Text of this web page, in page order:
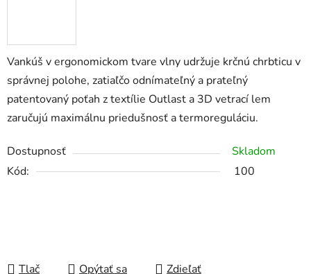
Vankúš v ergonomickom tvare vlny udržuje krčnú chrbticu v
správnej polohe, zatiaľčo odnímateľný a prateľný
patentovaný poťah z textílie Outlast a 3D vetrací lem
zaručujú maximálnu priedušnosť a termoreguláciu.
Dostupnosť
Skladom
Kód:
100
Tlač Opýtať sa Zdieľať